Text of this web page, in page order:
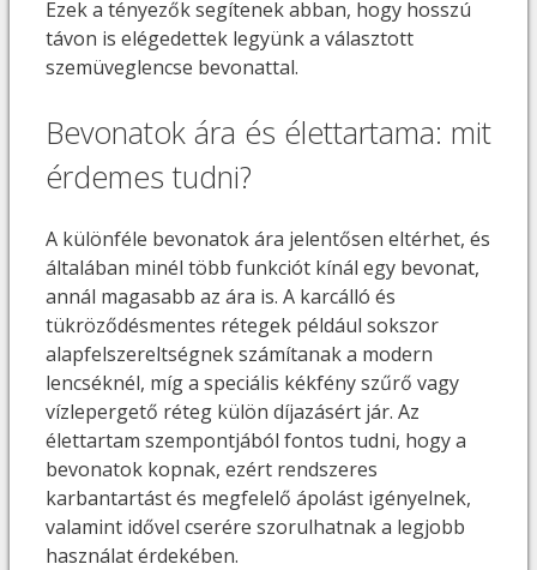
Ezek a tényezők segítenek abban, hogy hosszú
távon is elégedettek legyünk a választott
szemüveglencse bevonattal.
Bevonatok ára és élettartama: mit
érdemes tudni?
A különféle bevonatok ára jelentősen eltérhet, és
általában minél több funkciót kínál egy bevonat,
annál magasabb az ára is. A karcálló és
tükröződésmentes rétegek például sokszor
alapfelszereltségnek számítanak a modern
lencséknél, míg a speciális kékfény szűrő vagy
vízlepergető réteg külön díjazásért jár. Az
élettartam szempontjából fontos tudni, hogy a
bevonatok kopnak, ezért rendszeres
karbantartást és megfelelő ápolást igényelnek,
valamint idővel cserére szorulhatnak a legjobb
használat érdekében.